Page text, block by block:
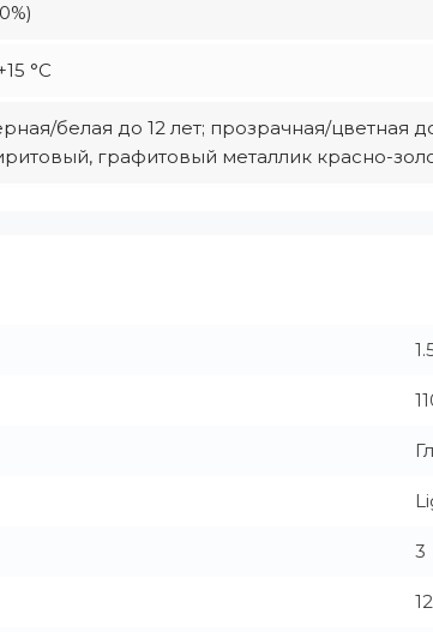
°C
белая до 12 лет; прозрачная/цветная
графитовый металлик красно-
3